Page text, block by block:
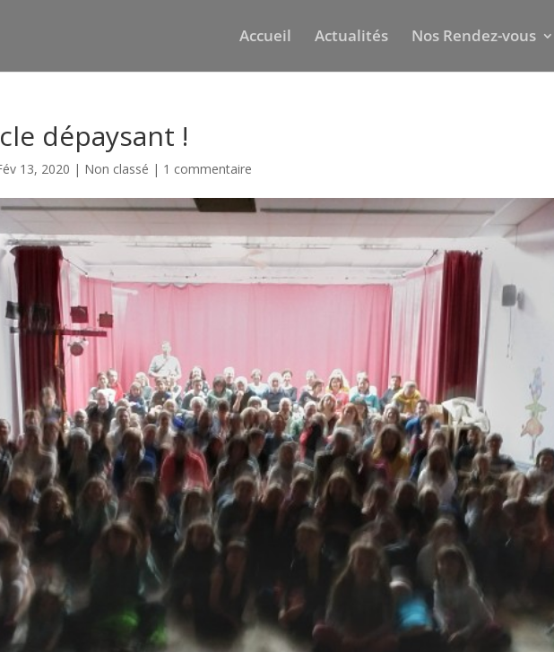
Accueil Actualités Nos Rendez-vous
dépaysant !
13, 2020 | Non classé | 1 commentaire